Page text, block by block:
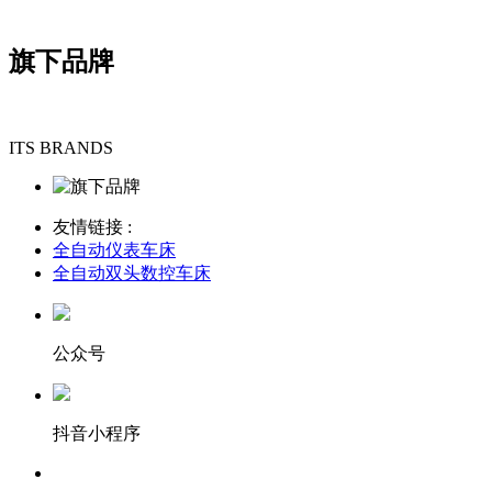
旗下品牌
ITS BRANDS
友情链接 :
全自动仪表车床
全自动双头数控车床
公众号
抖音小程序